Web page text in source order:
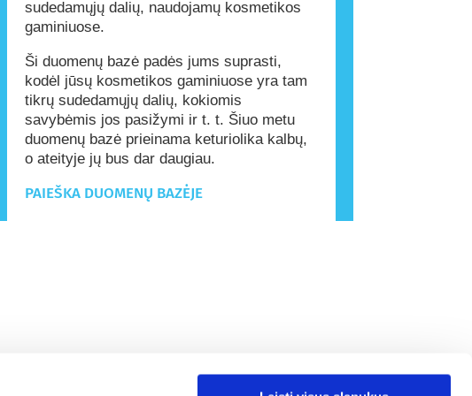
sudedamųjų dalių, naudojamų kosmetikos
gaminiuose.
Ši duomenų bazė padės jums suprasti,
kodėl jūsų kosmetikos gaminiuose yra tam
tikrų sudedamųjų dalių, kokiomis
savybėmis jos pasižymi ir t. t. Šiuo metu
duomenų bazė prieinama keturiolika kalbų,
o ateityje jų bus dar daugiau.
PAIEŠKA DUOMENŲ BAZĖJE